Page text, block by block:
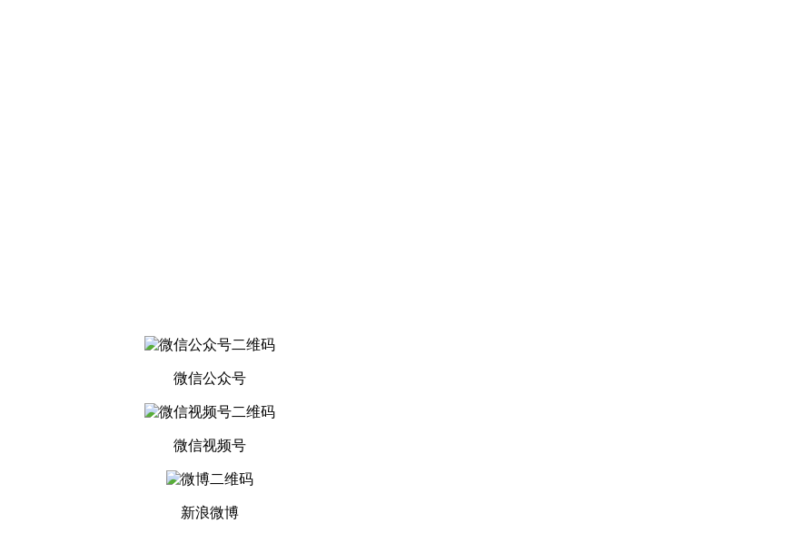
微信公众号
微信视频号
新浪微博